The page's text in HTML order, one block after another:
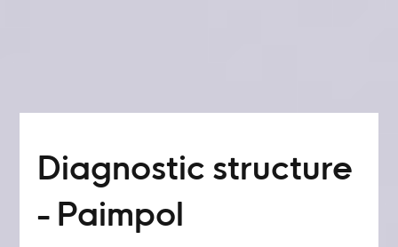
Diagnostic structure
- Paimpol